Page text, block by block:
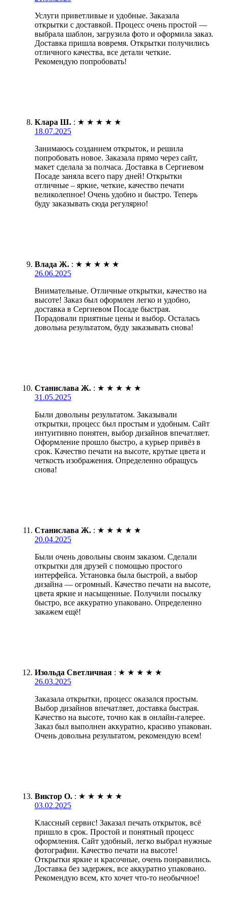
Услуги приветливые и удобные. Заказала
открытки с доставкой. Процесс очень простой —
выбрала шаблон, загрузила фото и оформила заказ.
Доставка пришла вовремя. Открытки получились
отличного качества, все детали четкие.
Рекомендую попробовать!
Клара Ш. : ★ ★ ★ ★ ★
18.07.2025
Занимаюсь созданием открыток, и решила
попробовать новое. Заказала прямо через сайт,
макет сделала за полчаса. Доставка в Сергиевом
Посаде заняла всего пару дней! Открытки
отличные – яркие, четкие, качество печати
великолепное! Очень удобно и быстро. Теперь
буду заказывать сюда регулярно!
Влада Ж. : ★ ★ ★ ★ ★
26.06.2025
Внимательные. Отличные открытки, качество на
высоте! Заказ был оформлен легко и удобно,
доставка в Сергиевом Посаде быстрая.
Порадовали приятные цены и выбор. Осталась
довольна результатом, буду заказывать снова!
Станислава Ж. : ★ ★ ★ ★ ★
31.05.2025
Были довольны результатом. Заказывали
открытки, процесс был простым и удобным. Сайт
интуитивно понятен, выбор дизайнов впечатляет.
Оформление прошло быстро, а курьер привёз в
срок. Качество печати на высоте, крутые цвета и
четкость изображения. Определенно обращусь
снова!
Станислава Ж. : ★ ★ ★ ★ ★
20.04.2025
Были очень довольны своим заказом. Сделали
открытки для друзей с помощью простого
интерфейса. Установка была быстрой, а выбор
дизайна — огромный. Качество печати на высоте,
цвета яркие и насыщенные. Получили посылку
быстро, все аккуратно упаковано. Определенно
закажем ещё!
Изольда Светличная : ★ ★ ★ ★ ★
26.03.2025
Заказала открытки, процесс оказался простым.
Выбор дизайнов впечатляет, доставка быстрая.
Качество на высоте, точно как в онлайн-галерее.
Заказ был выполнен аккуратно, красиво упакован.
Очень довольна результатом, рекомендую всем!
Виктор О. : ★ ★ ★ ★ ★
03.02.2025
Классный сервис! Заказал печать открыток, всё
пришло в срок. Простой и понятный процесс
оформления. Сайт удобный, легко выбрал нужные
фотографии. Качество печати на высоте!
Открытки яркие и красочные, очень понравились.
Доставка без задержек, все аккуратно упаковано.
Рекомендую всем, кто хочет что-то необычное!